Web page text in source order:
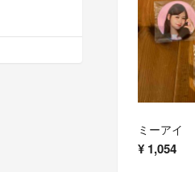
ミーアイ
¥ 1,054